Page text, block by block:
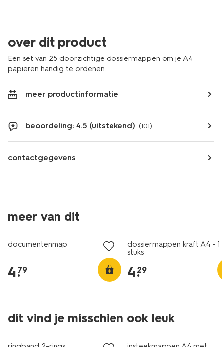
over dit product
Een set van 25 doorzichtige dossiermappen om je A4
papieren handig te ordenen.
meer productinformatie
beoordeling: 4.5 (uitstekend) (101)
contactgegevens
meer van dit
documentenmap
4.
79
dossiermappen kraft A4 -
stuks
4.
29
dit vind je misschien ook leuk